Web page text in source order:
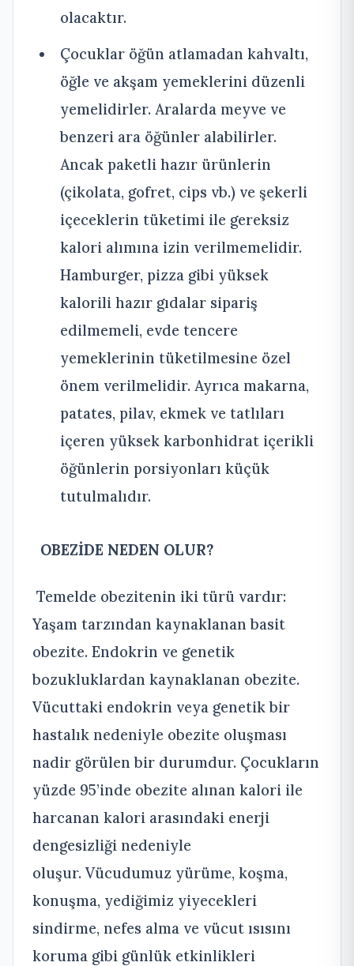
olacaktır.
Çocuklar öğün atlamadan kahvaltı,
öğle ve akşam yemeklerini düzenli
yemelidirler. Aralarda meyve ve
benzeri ara öğünler alabilirler.
Ancak paketli hazır ürünlerin
(çikolata, gofret, cips vb.) ve şekerli
içeceklerin tüketimi ile gereksiz
kalori alımına izin verilmemelidir.
Hamburger, pizza gibi yüksek
kalorili hazır gıdalar sipariş
edilmemeli, evde tencere
yemeklerinin tüketilmesine özel
önem verilmelidir. Ayrıca makarna,
patates, pilav, ekmek ve tatlıları
içeren yüksek karbonhidrat içerikli
öğünlerin porsiyonları küçük
tutulmalıdır.
OBEZİDE NEDEN OLUR?
Temelde obezitenin iki türü vardır:
Yaşam tarzından kaynaklanan basit
obezite. Endokrin ve genetik
bozukluklardan kaynaklanan obezite.
Vücuttaki endokrin veya genetik bir
hastalık nedeniyle obezite oluşması
nadir görülen bir durumdur. Çocukların
yüzde 95’inde obezite alınan kalori ile
harcanan kalori arasındaki enerji
dengesizliği nedeniyle
oluşur. Vücudumuz yürüme, koşma,
konuşma, yediğimiz yiyecekleri
sindirme, nefes alma ve vücut ısısını
koruma gibi günlük etkinlikleri